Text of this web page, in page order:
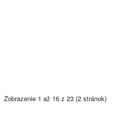
Zobrazenie 1 až 16 z 23 (2 stránok)